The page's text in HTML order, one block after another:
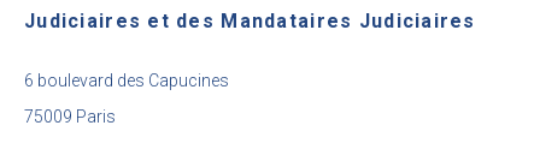
Judiciaires et des Mandataires Judiciaires
6 boulevard des Capucines
75009 Paris